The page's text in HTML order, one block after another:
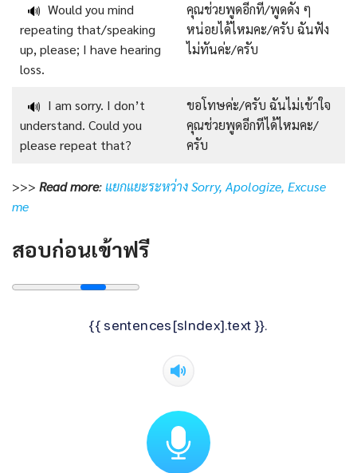
🔊 Would you mind
repeating that/speaking
up, please; I have hearing
loss.
คุณช่วยพูดอีกที/พูดดัง ๆ
หน่อยได้ไหมคะ/ครับ ฉันฟัง
ไม่ทันค่ะ/ครับ
🔊 I am sorry. I don’t
understand. Could you
please repeat that?
ขอโทษค่ะ/ครับ ฉันไม่เข้าใจ
คุณช่วยพูดอีกทีได้ไหมคะ/
ครับ
>>> Read more:แยกแยะระหว่าง Sorry, Apologize, Excuse
me
สอบก่อนเข้าฟรี
{{ sentences[sIndex].text }}.